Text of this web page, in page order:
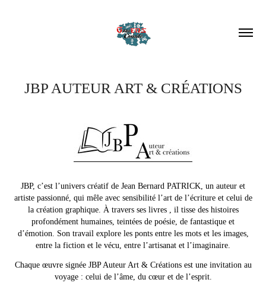
JBP AUTEUR ART & CRÉATIONS
JBP, c’est l’univers créatif de Jean Bernard PATRICK, un auteur et
artiste passionné, qui mêle avec sensibilité l’art de l’écriture et celui de
la création graphique. À travers ses livres , il tisse des histoires
profondément humaines, teintées de poésie, de fantastique et
d’émotion. Son travail explore les ponts entre les mots et les images,
entre la fiction et le vécu, entre l’artisanat et l’imaginaire.
Chaque œuvre signée JBP Auteur Art & Créations est une invitation au
voyage : celui de l’âme, du cœur et de l’esprit.